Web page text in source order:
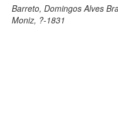
Barreto, Domingos Alves
Moniz, ?-1831